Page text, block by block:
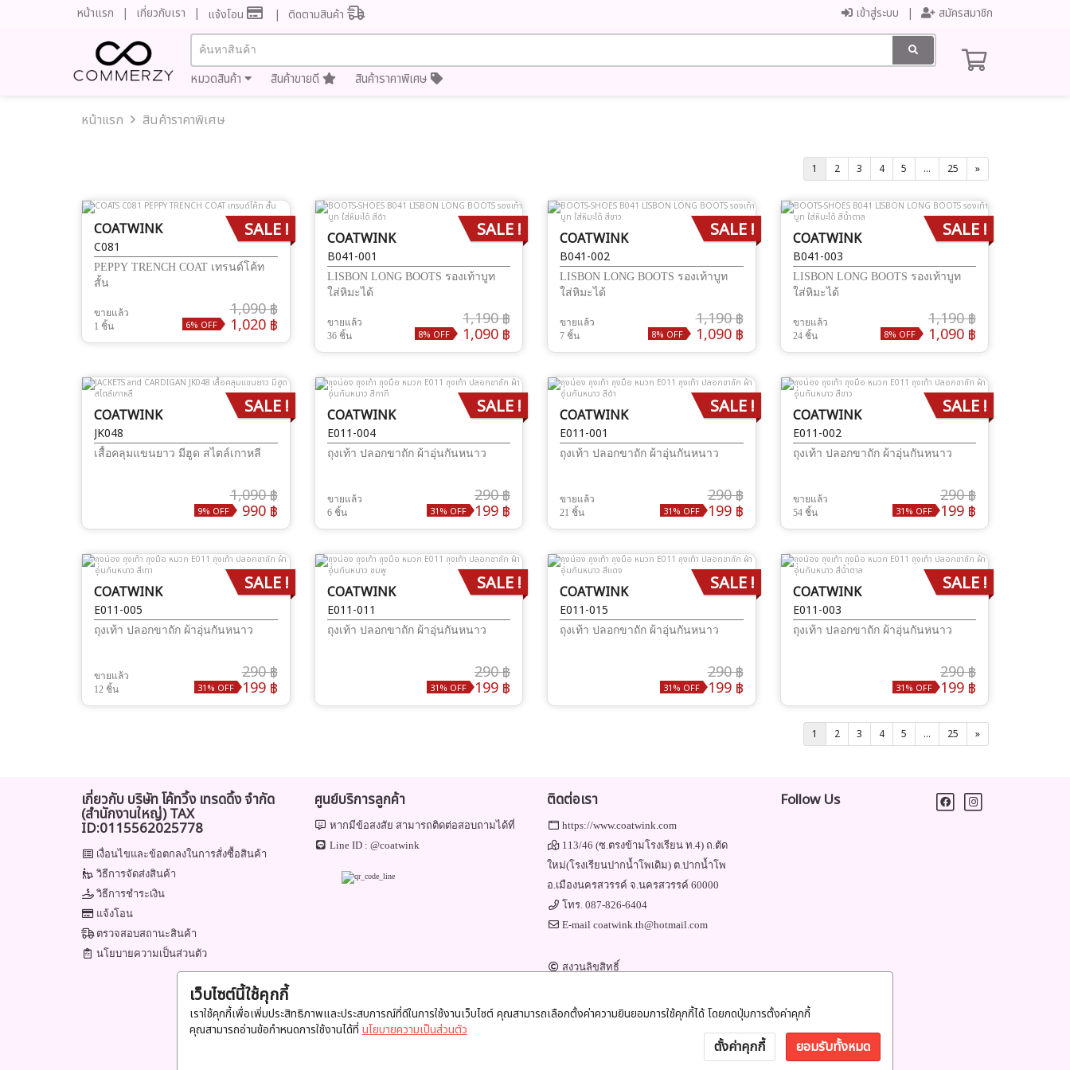
หน้าแรก เกี่ยวกับเรา แจ้งโอน ติดตามสินค้า เข้าสู่ระบบ สมัครสมาชิก
หมวดสินค้า สินค้าขายดี สินค้าราคาพิเศษ
เว็บไซต์นี้ใช้คุกกี้
เราใช้คุกกี้เพื่อเพิ่มประสิทธิภาพและประสบการณ์ที่ดีในการใช้งานเว็บไซต์ คุณสามารถเลือกตั้งค่าความยินยอมการใช้คุกกี้ได้ โดยกดปุ่มการตั้งค่าคุกกี้
คุณสามารถอ่านข้อกำหนดการใช้งานได้ที่ นโยบายความเป็นส่วนตัว
ตั้งค่าคุกกี้ ยอมรับทั้งหมด
หน้าแรก สินค้าราคาพิเศษ
1 2 3 4 5 ... 25 »
COATWINK
C081
PEPPY TRENCH COAT เทรนด์โค้ท
สั้น
ขายแล้ว
1 ชิ้น
1,090 ฿
1,020 ฿
6% OFF
SALE ! COATWINK
B041-001
LISBON LONG BOOTS รองเท้าบูท
ใส่หิมะได้
ขายแล้ว
36 ชิ้น
1,190 ฿
1,090 ฿
8% OFF
SALE ! COATWINK
B041-002
LISBON LONG BOOTS รองเท้าบูท
ใส่หิมะได้
ขายแล้ว
7 ชิ้น
1,190 ฿
1,090 ฿
8% OFF
SALE ! COATWINK
B041-003
LISBON LONG BOOTS รองเท้าบูท
ใส่หิมะได้
ขายแล้ว
24 ชิ้น
1,190 ฿
1,090 ฿
8% OFF
SALE !
COATWINK
JK048
เสื้อคลุมแขนยาว มีฮูด สไตล์เกาหลี
1,090 ฿
990 ฿
9% OFF
SALE ! COATWINK
E011-004
ถุงเท้า ปลอกขาถัก ผ้าอุ่นกันหนาว
ขายแล้ว
6 ชิ้น
290 ฿
199 ฿
31% OFF
SALE ! COATWINK
E011-001
ถุงเท้า ปลอกขาถัก ผ้าอุ่นกันหนาว
ขายแล้ว
21 ชิ้น
290 ฿
199 ฿
31% OFF
SALE ! COATWINK
E011-002
ถุงเท้า ปลอกขาถัก ผ้าอุ่นกันหนาว
ขายแล้ว
54 ชิ้น
290 ฿
199 ฿
31% OFF
SALE !
COATWINK
E011-005
ถุงเท้า ปลอกขาถัก ผ้าอุ่นกันหนาว
ขายแล้ว
12 ชิ้น
290 ฿
199 ฿
31% OFF
SALE ! COATWINK
E011-011
ถุงเท้า ปลอกขาถัก ผ้าอุ่นกันหนาว
290 ฿
199 ฿
31% OFF
SALE ! COATWINK
E011-015
ถุงเท้า ปลอกขาถัก ผ้าอุ่นกันหนาว
290 ฿
199 ฿
31% OFF
SALE ! COATWINK
E011-003
ถุงเท้า ปลอกขาถัก ผ้าอุ่นกันหนาว
290 ฿
199 ฿
31% OFF
SALE !
1 2 3 4 5 ... 25 »
เกี่ยวกับ บริษัท โค้ทวิ้ง เทรดดิ้ง จำกัด
(สำนักงานใหญ่) TAX
ID:0115562025778
เงื่อนไขและข้อตกลงในการสั่งซื้อสินค้า
วิธีการจัดส่งสินค้า
วิธีการชำระเงิน
แจ้งโอน
ตรวจสอบสถานะสินค้า
นโยบายความเป็นส่วนตัว
ศูนย์บริการลูกค้า
หากมีข้อสงสัย สามารถติดต่อสอบถามได้ที่
Line ID : @coatwink
ติดต่อเรา
https://www.coatwink.com
113/46 (ซ.ตรงข้ามโรงเรียน ท.4) ถ.ตัด
ใหม่(โรงเรียนปากน้ำโพเดิม) ต.ปากน้ำโพ
อ.เมืองนครสวรรค์ จ.นครสวรรค์ 60000
โทร.087-826-6404
E-mailcoatwink.th@hotmail.com
สงวนลิขสิทธิ์
v1.20.0.02.20
Follow Us